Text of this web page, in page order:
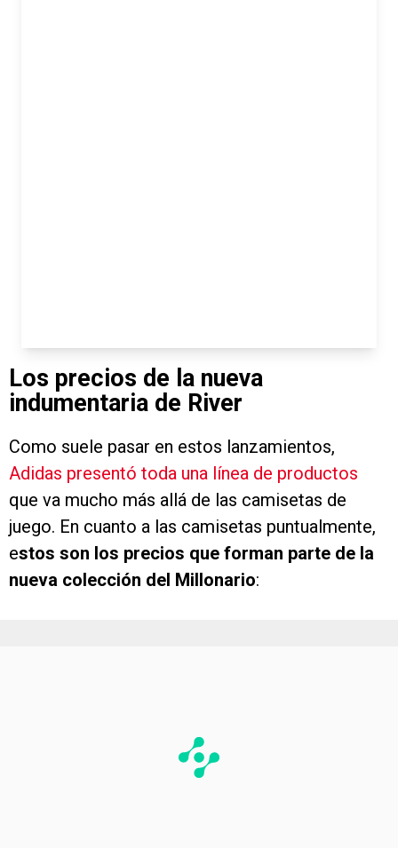
Los precios de la nueva
indumentaria de River
Como suele pasar en estos lanzamientos,
Adidas presentó toda una línea de productos
que va mucho más allá de las camisetas de
juego. En cuanto a las camisetas puntualmente,
estos son los precios que forman parte de la
nueva colección del Millonario: